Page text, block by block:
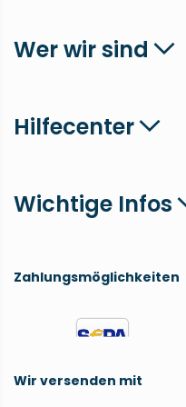
Wer wir sind
Hilfecenter
Wichtige Infos
Zahlungsmöglichkeiten
Wir versenden mit